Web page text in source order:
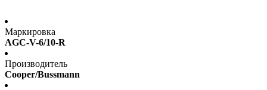
Маркировка
AGC-V-6/10-R
Производитель
Cooper/Bussmann